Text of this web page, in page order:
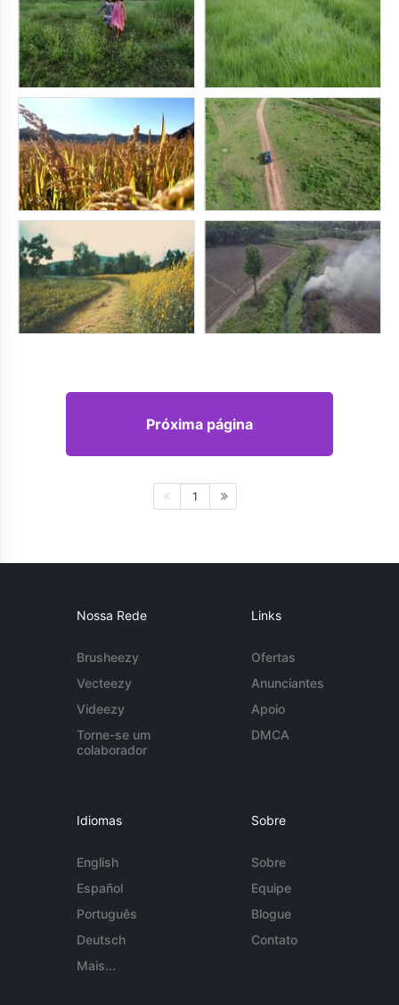
Próxima página
1
Nossa Rede
Brusheezy
Vecteezy
Videezy
Torne-se um
colaborador
Links
Ofertas
Anunciantes
Apoio
DMCA
Idiomas
English
Español
Português
Deutsch
Mais...
Sobre
Sobre
Equipe
Blogue
Contato